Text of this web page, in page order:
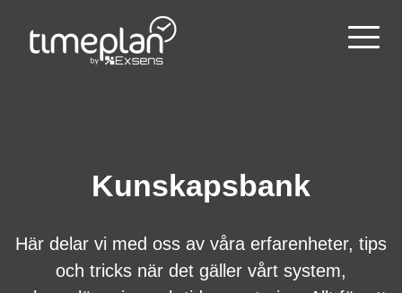
Kunskapsbank
Här delar vi med oss av våra erfarenheter, tips
och tricks när det gäller vårt system,